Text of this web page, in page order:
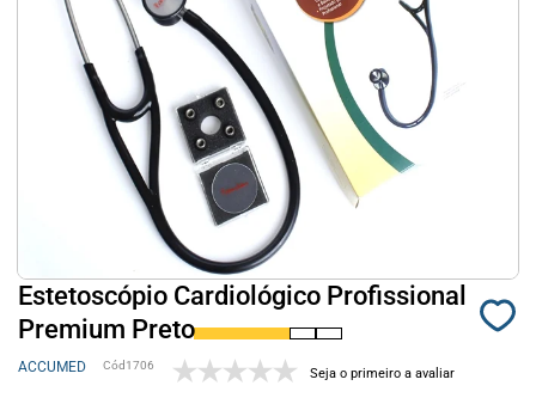
Estetoscópio Cardiológico Profissional
Premium Preto
ACCUMED 1706 Seja o primeiro a avaliar